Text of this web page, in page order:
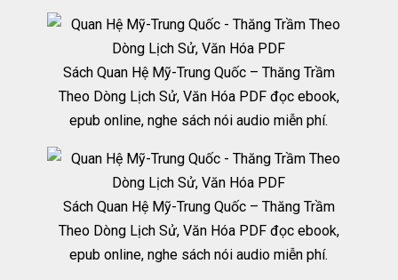
Sách Quan Hệ Mỹ-Trung Quốc – Thăng Trầm
Theo Dòng Lịch Sử, Văn Hóa PDF đọc ebook,
epub online, nghe sách nói audio miễn phí.
Sách Quan Hệ Mỹ-Trung Quốc – Thăng Trầm
Theo Dòng Lịch Sử, Văn Hóa PDF đọc ebook,
epub online, nghe sách nói audio miễn phí.